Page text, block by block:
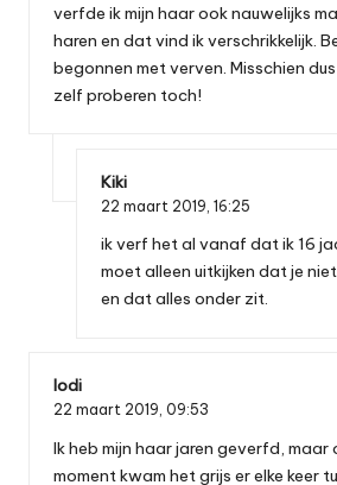
verfde ik mijn haar ook nauwelijks
haren en dat vind ik verschrikkelijk.
begonnen met verven. Misschien
zelf proberen toch!
Kiki
22 maart 2019, 16:25
ik verf het al vanaf dat ik 16
moet alleen uitkijken dat je
en dat alles onder zit.
lodi
22 maart 2019, 09:53
Ik heb mijn haar jaren geverfd, maar
moment kwam het grijs er elke keer